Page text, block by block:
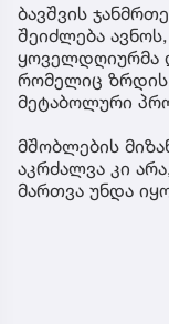
ბავშვის
შეიძლება
ყოველდღიურმა
რომელიც ზრდის
მეტაბოლური
მშობლების
აკრძალვა კი
მართვა უნდა